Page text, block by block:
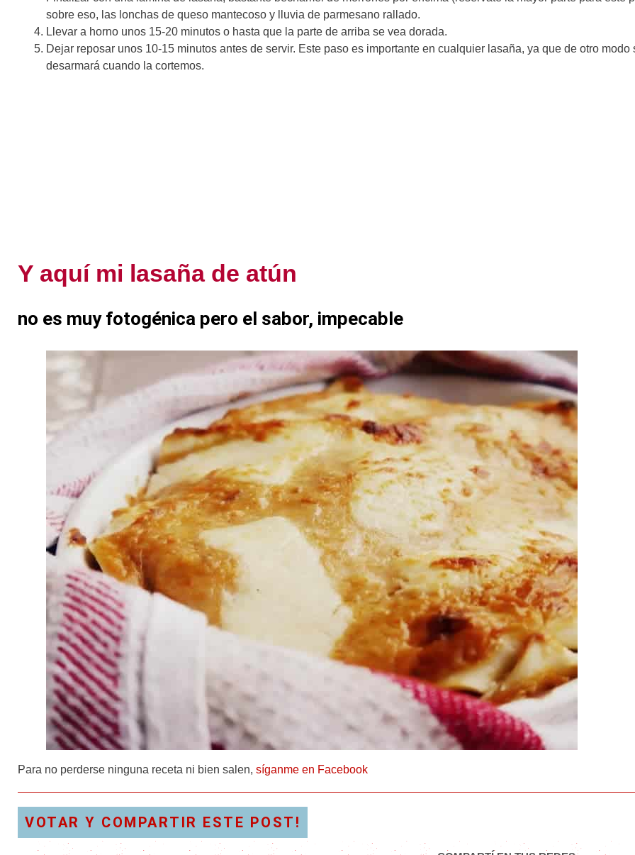
sobre eso, las lonchas de queso mantecoso y lluvia de parmesano rallado.
Llevar a horno unos 15-20 minutos o hasta que la parte de arriba se vea dorada.
Dejar reposar unos 10-15 minutos antes de servir. Este paso es importante en cualquier lasaña, ya que de otro modo
desarmará cuando la cortemos.
Y aquí mi lasaña de atún
no es muy fotogénica pero el sabor, impecable
Para no perderse ninguna receta ni bien salen, síganme en Facebook
VOTAR Y COMPARTIR ESTE POST!